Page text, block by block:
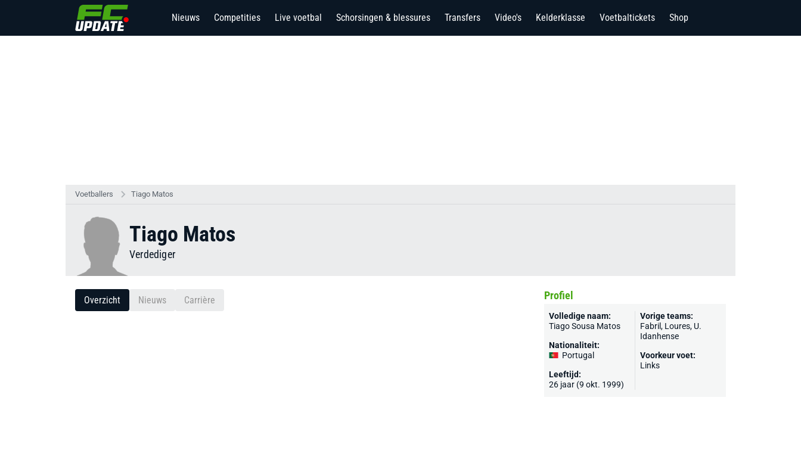
Nieuws Competities Live voetbal Schorsingen & blessures Transfers Video's Kelderklasse Voetbaltickets Shop
Voetballers Tiago Matos
Tiago Matos
Verdediger
Overzicht Nieuws Carrière Profiel
Volledige naam:
Tiago Sousa Matos
Nationaliteit:
Portugal
Leeftijd:
26 jaar (9 okt. 1999)
Vorige teams:
Fabril, Loures, U.
Idanhense
Voorkeur voet:
Links